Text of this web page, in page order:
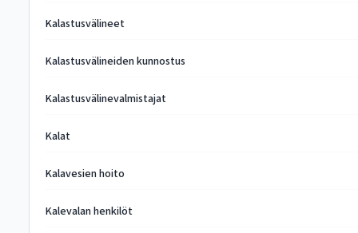
Kalastusvälineet
Kalastusvälineiden kunnostus
Kalastusvälinevalmistajat
Kalat
Kalavesien hoito
Kalevalan henkilöt